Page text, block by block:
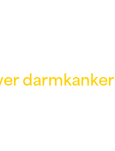
darmkanker